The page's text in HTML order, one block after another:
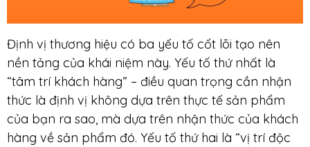
Định vị thương hiệu có ba yếu tố cốt lõi tạo nên
nền tảng của khái niệm này. Yếu tố thứ nhất là
“tâm trí khách hàng” – điều quan trọng cần nhận
thức là định vị không dựa trên thực tế sản phẩm
của bạn ra sao, mà dựa trên nhận thức của khách
hàng về sản phẩm đó. Yếu tố thứ hai là “vị trí độc